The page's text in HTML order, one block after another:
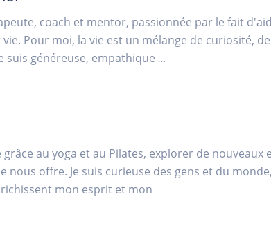
coach et mentor, passionnée par le fait
Pour moi, la vie est un mélange de curiosité,
suis généreuse, empathique ...
grâce au yoga et au Pilates, explorer de
nous offre. Je suis curieuse des gens et du
mon esprit et mon ...